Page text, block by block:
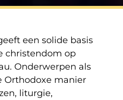
een solide basis
christendom op
Onderwerpen als
Orthodoxe manier
liturgie,